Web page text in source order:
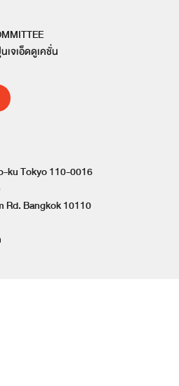
จเอ็ดดูเคชั่น
ku Tokyo 110-0016
Rd. Bangkok 10110